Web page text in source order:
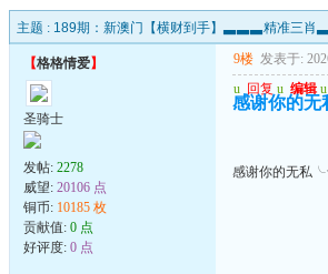
主题 : 189期：新澳门【横财到手】▃▃▃精准三
【格格情爱】
圣骑士
发帖: 2278
威望: 20106 点
铜币: 10185 枚
贡献值: 0 点
好评度: 0 点
9楼 发表于:
u 回复 u 编辑 u
感谢你的
感谢你的无